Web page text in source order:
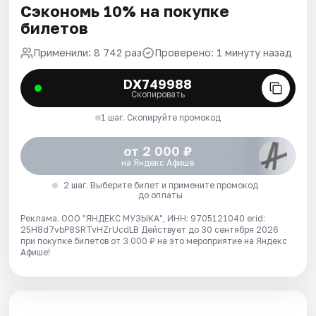
Сэкономь 10% на покупке
билетов
Применили: 8 742 раз Проверено: 1 минуту назад
DX749988
Скопировать
1 шаг. Скопируйте промокод
от 2 000 ₽
на Яндекс Афише
2 шаг. Выберите билет и примените промокод
до оплаты
Реклама. ООО "ЯНДЕКС МУЗЫКА", ИНН: 9705121040 erid:
25H8d7vbP8SRTvHZrUcdLB Действует до 30 сентября 2026
при покупке билетов от 3 000 ₽ на это мероприятие на Яндекс
Афише!